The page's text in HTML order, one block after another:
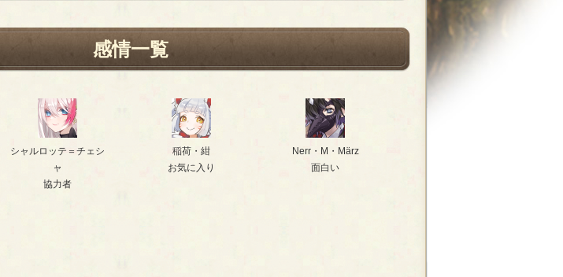
感情一覧
シャルロッテ＝チェシ
ャ
協力者
稲荷・紺
お気に入り
Nerr・M・März
面白い